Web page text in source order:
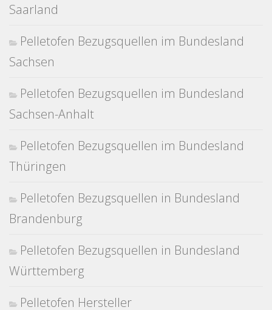
Saarland
Pelletofen Bezugsquellen im Bundesland
Sachsen
Pelletofen Bezugsquellen im Bundesland
Sachsen-Anhalt
Pelletofen Bezugsquellen im Bundesland
Thüringen
Pelletofen Bezugsquellen in Bundesland
Brandenburg
Pelletofen Bezugsquellen in Bundesland
Württemberg
Pelletofen Hersteller